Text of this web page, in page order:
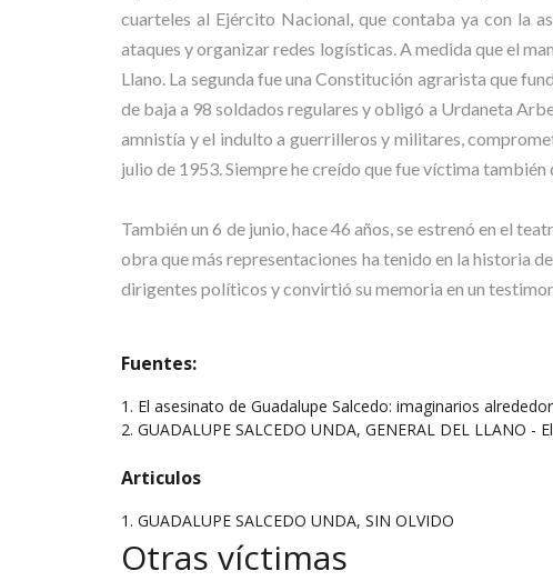
cuarteles al Ejército Nacional, que contaba ya con la
ataques y organizar redes logísticas. A medida que el
Llano. La segunda fue una Constitución agrarista que
de baja a 98 soldados regulares y obligó a Urdaneta
amnistía y el indulto a guerrilleros y militares,
julio de 1953. Siempre he creído que fue víctima también
También un 6 de junio, hace 46 años, se estrenó en el
obra que más representaciones ha tenido en la historia
dirigentes políticos y convirtió su memoria en un
Fuentes:
1. El asesinato de Guadalupe Salcedo: imaginarios
2. GUADALUPE SALCEDO UNDA, GENERAL DEL LLANO
Articulos
1. GUADALUPE SALCEDO UNDA, SIN OLVIDO
Otras víctimas